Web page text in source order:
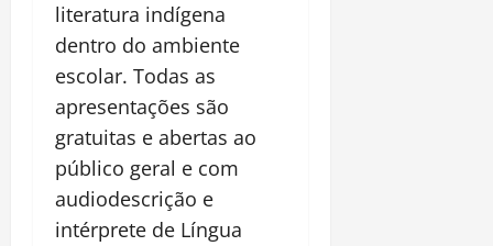
literatura indígena
dentro do ambiente
escolar. Todas as
apresentações são
gratuitas e abertas ao
público geral e com
audiodescrição e
intérprete de Língua